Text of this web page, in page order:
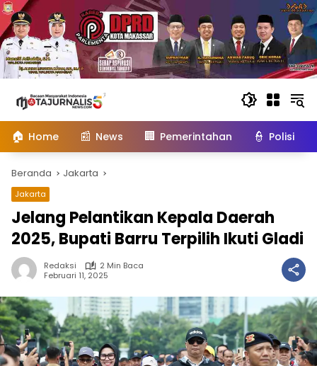
konten
🏠 Home 📰 News 🏢 Pemerintahan 👮 Polisi
Beranda Jakarta
Jakarta
Jelang Pelantikan Kepala Daerah
2025, Bupati Barru Terpilih Ikuti Gladi
Redaksi
2 Min Baca
Februari 11, 2025